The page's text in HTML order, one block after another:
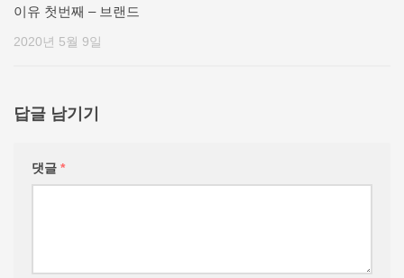
이유 첫번째 – 브랜드
2020년 5월 9일
답글 남기기
댓글 *